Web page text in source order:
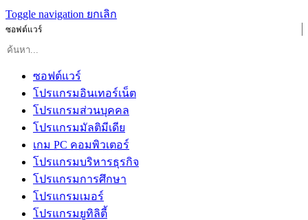
Toggle navigation ยกเลิก
ซอฟต์แวร์
ซอฟต์แวร์
โปรแกรมอินเทอร์เน็ต
โปรแกรมส่วนบุคคล
โปรแกรมมัลติมีเดีย
เกม PC คอมพิวเตอร์
โปรแกรมบริหารธุรกิจ
โปรแกรมการศึกษา
โปรแกรมเมอร์
โปรแกรมยูทิลิตี้